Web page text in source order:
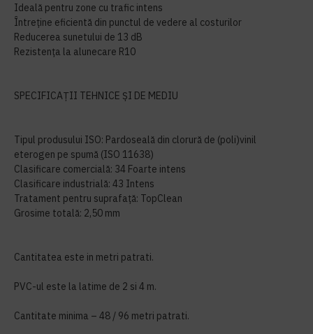
Ideală pentru zone cu trafic intens
Întreține eficientă din punctul de vedere al costurilor
Reducerea sunetului de 13 dB
Rezistența la alunecare R10
SPECIFICAȚII TEHNICE ȘI DE MEDIU
Tipul produsului ISO: Pardoseală din clorură de (poli)vinil
eterogen pe spumă (ISO 11638)
Clasificare comercială: 34 Foarte intens
Clasificare industrială: 43 Intens
Tratament pentru suprafață: TopClean
Grosime totală: 2,50 mm
Cantitatea este in metri patrati.
PVC-ul este la latime de 2 si 4 m.
Cantitate minima – 48 / 96 metri patrati.